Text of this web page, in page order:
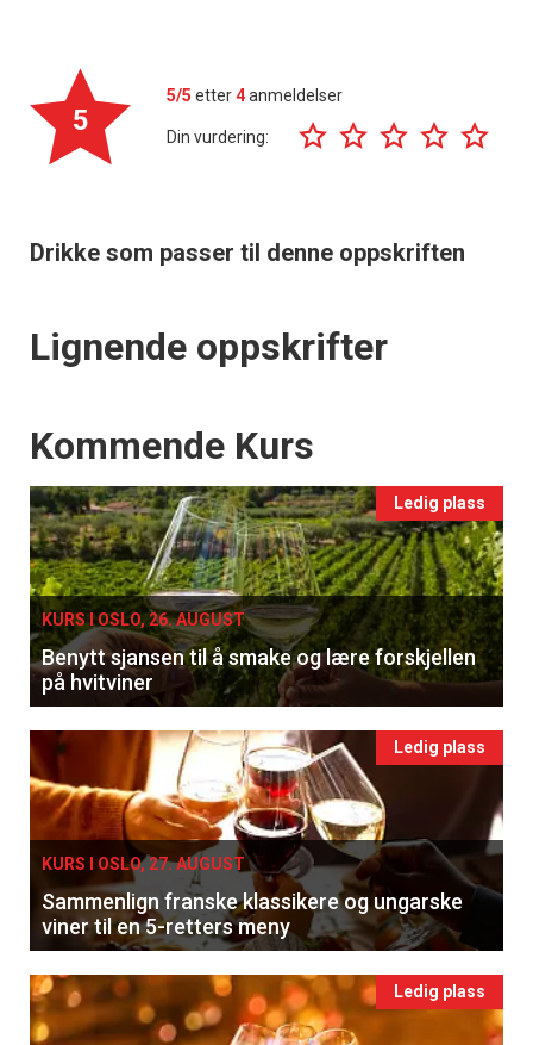
5
5/5 etter4anmeldelser
Din vurdering:
Drikke som passer til denne oppskriften
Lignende oppskrifter
Events
Kommende Kurs
Ledig plass
KURS I OSLO, 26. AUGUST
Benytt sjansen til å smake og lære forskjellen
på hvitviner
Ledig plass
KURS I OSLO, 27. AUGUST
Sammenlign franske klassikere og ungarske
viner til en 5-retters meny
Ledig plass